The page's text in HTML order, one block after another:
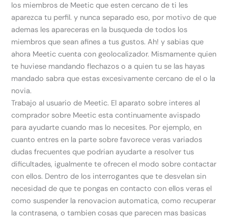
los miembros de Meetic que esten cercano de ti les
aparezca tu perfil. y nunca separado eso, por motivo de que
ademas les apareceras en la busqueda de todos los
miembros que sean afines a tus gustos. Ah! y sabias que
ahora Meetic cuenta con geolocalizador. Mismamente quien
te huviese mandando flechazos o a quien tu se las hayas
mandado sabra que estas excesivamente cercano de el o la
novia.
Trabajo al usuario de Meetic. El aparato sobre interes al
comprador sobre Meetic esta continuamente avispado
para ayudarte cuando mas lo necesites. Por ejemplo, en
cuanto entres en la parte sobre favorece veras variados
dudas frecuentes que podri­an ayudarte a resolver tus
dificultades, igualmente te ofrecen el modo sobre contactar
con ellos. Dentro de los interrogantes que te desvelan sin
necesidad de que te pongas en contacto con ellos veras el
como suspender la renovacion automatica, como recuperar
la contrasena, o tambien cosas que parecen mas basicas